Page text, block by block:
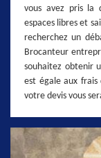
vous avez pris la
espaces libres et
recherchez un
Brocanteur
souhaitez obtenir
est égale aux frais
votre devis vous